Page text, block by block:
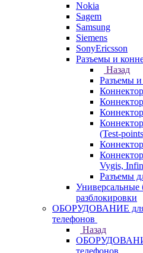
Nokia
Sagem
Samsung
Siemens
SonyEricsson
Разъемы и
Назад
Разъемы
(Test-
Vygis,
Разъемы
разблокировки
ОБОРУДОВАНИЕ для
телефонов
Назад
телефонов